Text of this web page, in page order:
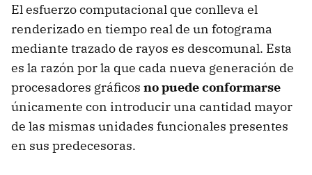
El esfuerzo computacional que conlleva el
renderizado en tiempo real de un fotograma
mediante trazado de rayos es descomunal. Esta
es la razón por la que cada nueva generación de
procesadores gráficos no puede conformarse
únicamente con introducir una cantidad mayor
de las mismas unidades funcionales presentes
en sus predecesoras.